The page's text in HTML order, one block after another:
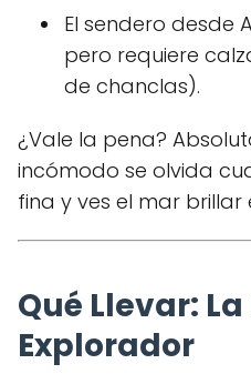
El sendero desde
pero requiere
de chanclas).
¿Vale la pena?
incómodo se olvida
fina y ves el mar brillar
Qué Llevar:
Explorador